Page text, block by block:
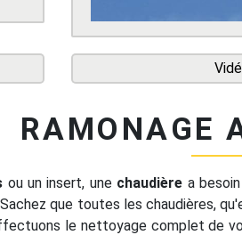
RAMONAGE
ou un insert, une chaudière a
que toutes les chaudières,
le nettoyage complet de